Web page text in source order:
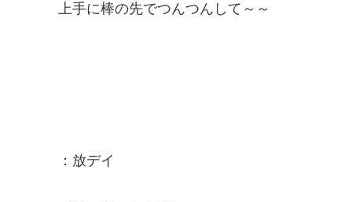
上手に棒の先でつんつんして～～
：放デイ